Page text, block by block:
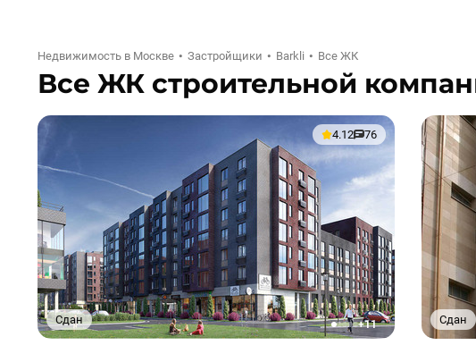
₽
Недвижимость в Москве Застройщики Barkli Все ЖК
Все ЖК строительной
Сдан
4.12 76
12345+11 Сдан